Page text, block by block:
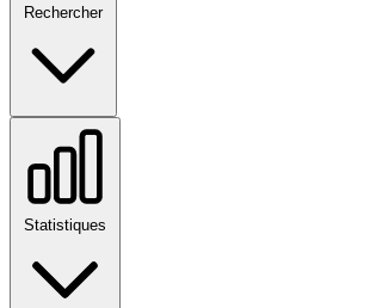
Rechercher
Statistiques